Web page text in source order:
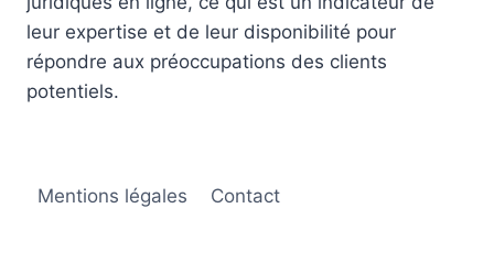
leur expertise et de leur disponibilité pour
répondre aux préoccupations des clients
potentiels.
Mentions légales Contact